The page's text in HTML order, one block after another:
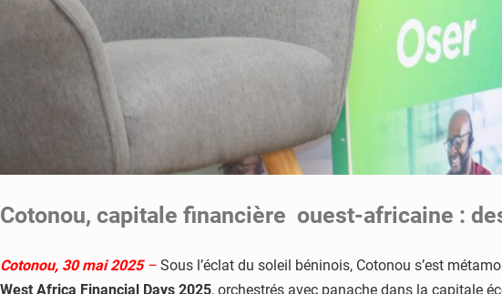
Cotonou, capitale financière ouest-africaine :
Cotonou, 30 mai 2025– Sous l’éclat du soleil béninois, Cotonou s’est
West Africa Financial Days 2025, orchestrés avec panache dans la capitale